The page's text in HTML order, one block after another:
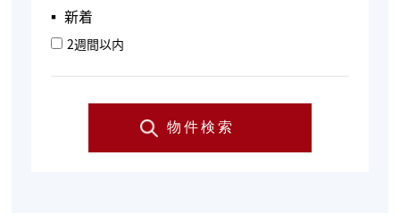
▪︎ 新着
2週間以内
物件検索